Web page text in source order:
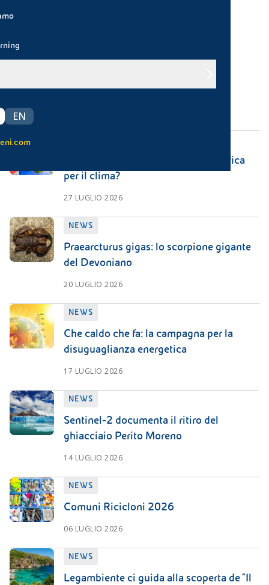
EN
eni.com
Earth Overshoot Day 2026
"Super" El Niño in arrivo: cosa significa
per il clima?
27 LUGLIO 2026
NEWS
Praearcturus gigas: lo scorpione gigante
del Devoniano
20 LUGLIO 2026
NEWS
Che caldo che fa: la campagna per la
disuguaglianza energetica
17 LUGLIO 2026
NEWS
Sentinel-2 documenta il ritiro del
ghiacciaio Perito Moreno
14 LUGLIO 2026
NEWS
Comuni Ricicloni 2026
06 LUGLIO 2026
NEWS
Legambiente ci guida alla scoperta de “Il